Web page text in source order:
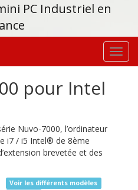
PC Industriel en
pour Intel
Nuvo-7000, l’ordinateur
i7 / i5 Intel® de 8ème
brevetée et des
Voir les différents modèles